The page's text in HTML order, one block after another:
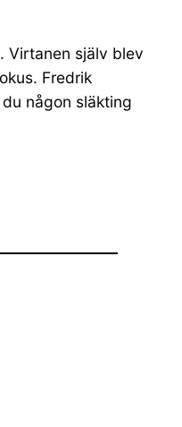
Virtanen själv blev
Fredrik
någon släkting